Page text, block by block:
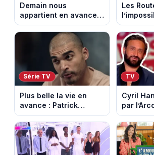
Demain nous
appartient en avance:
Samuel perd le
contrôle. Episode du 10
août 2026.
Les
glacial
nomade
Série TV
Plus belle la vie en
avance : Patrick
Nebout est-il mort ?
Episode du 10 août
2026 (spoiler)
TV
Cyril
par
maîtrise
face
le